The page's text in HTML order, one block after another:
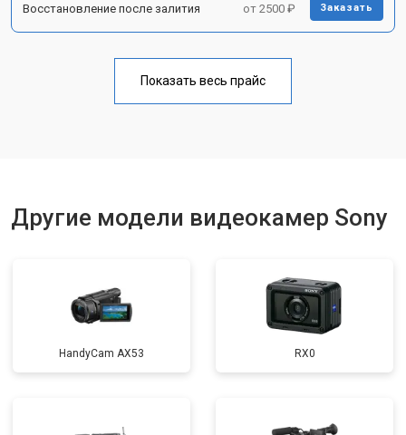
Восстановление после залития от 2500 ₽ Заказать
Показать весь прайс
Другие модели видеокамер Sony
HandyCam AX53 RX0